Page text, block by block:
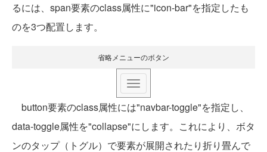
るには、span要素のclass属性に"icon-bar"を指定したも
のを3つ配置します。
省略メニューのボタン
button要素のclass属性には"navbar-toggle"を指定し、
data-toggle属性を"collapse"にします。これにより、ボタ
ンのタップ（トグル）で要素が展開されたり折り畳んで